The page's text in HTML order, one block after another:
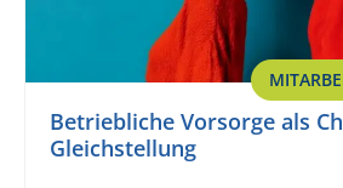
Betriebliche Vorsorge als
Gleichstellung